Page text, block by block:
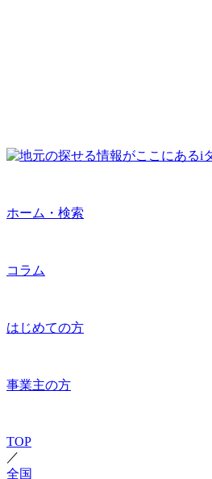
ホーム・検索
コラム
はじめての方
事業主の方
TOP
／
全国